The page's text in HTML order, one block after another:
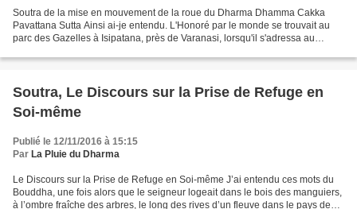
Soutra de la mise en mouvement de la roue du Dharma Dhamma Cakka
Pavattana Sutta Ainsi ai-je entendu. L'Honoré par le monde se trouvait au
parc des Gazelles à Isipatana, près de Varanasi, lorsqu'il s'adressa au
Soutra, Le Discours sur la Prise de Refuge en
Soi-même
Publié le 12/11/2016 à 15:15
Par La Pluie du Dharma
Le Discours sur la Prise de Refuge en Soi-même J’ai entendu ces mots du
Bouddha, une fois alors que le seigneur logeait dans le bois des manguiers,
à l’ombre fraîche des arbres, le long des rives d’un fleuve dans le pays de